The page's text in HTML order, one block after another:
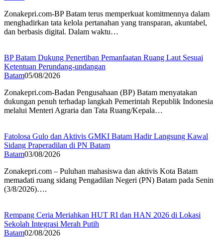
Zonakepri.com-BP Batam terus memperkuat komitmennya dalam
menghadirkan tata kelola pertanahan yang transparan, akuntabel,
dan berbasis digital. Dalam waktu…
BP Batam Dukung Penertiban Pemanfaatan Ruang Laut Sesuai
Ketentuan Perundang-undangan
Batam05/08/2026
Zonakepri.com-Badan Pengusahaan (BP) Batam menyatakan
dukungan penuh terhadap langkah Pemerintah Republik Indonesia
melalui Menteri Agraria dan Tata Ruang/Kepala…
Fatolosa Gulo dan Aktivis GMKI Batam Hadir Langsung Kawal
Sidang Praperadilan di PN Batam
Batam03/08/2026
Zonakepri.com – Puluhan mahasiswa dan aktivis Kota Batam
memadati ruang sidang Pengadilan Negeri (PN) Batam pada Senin
(3/8/2026)….
Rempang Ceria Meriahkan HUT RI dan HAN 2026 di Lokasi
Sekolah Integrasi Merah Putih
Batam02/08/2026